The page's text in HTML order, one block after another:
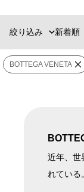
BOTTEGA VENETA
近年、世
れている。
絞り込み 新着順
販売タイプ
カラー